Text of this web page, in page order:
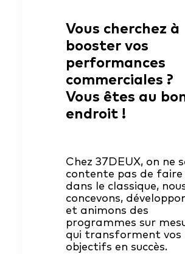
Vous cherchez à
booster vos
performances
commerciales ?
Vous êtes au
endroit !
Chez 37DEUX, on ne
contente pas de faire
dans le classique,
concevons,
et animons des
programmes sur
qui transforment vos
objectifs en succès.